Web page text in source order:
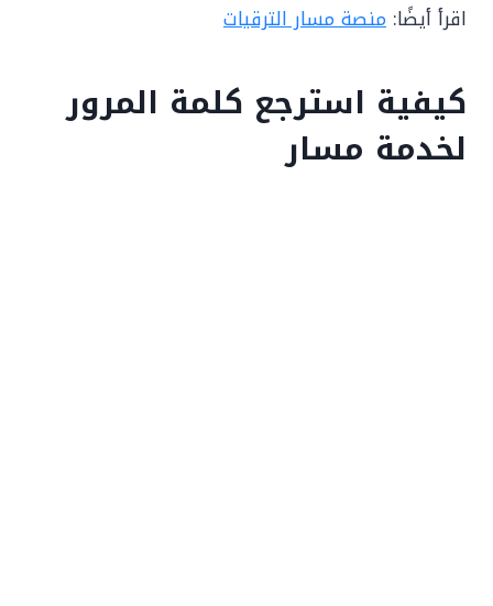
اقرأ أيضًا: منصة مسار الترقيات
كيفية استرجع كلمة المرور
لخدمة مسار